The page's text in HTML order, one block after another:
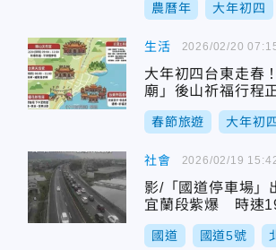
農曆年 大年初四
生活
大年初四台東走春
廟」後山祈福行程
春節旅遊 大年初
2026/02/20
社會
影/「國道停車場」
宜蘭段紫爆 時速
國道 國道5號
2026/02/19